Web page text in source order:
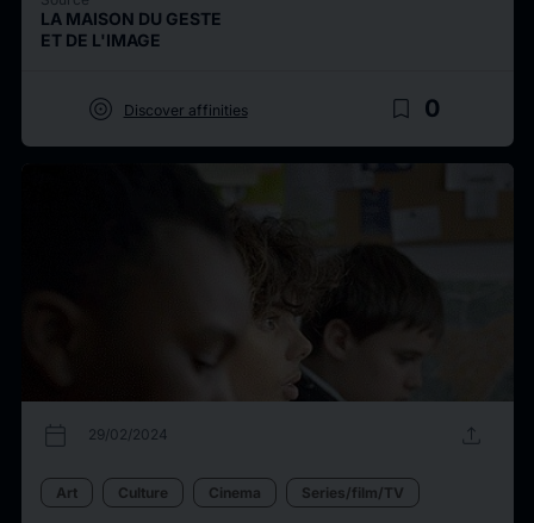
LA MAISON DU GESTE
ET DE L'IMAGE
target Discover affinities bookmark_border 0
calendar_today 29/02/2024 upload
Art Culture Cinema Series/film/TV